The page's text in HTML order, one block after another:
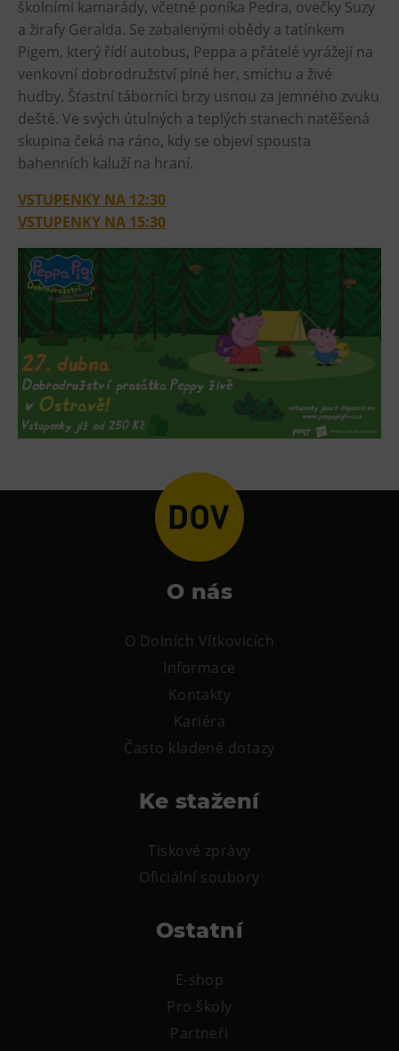
Heligonka
HopJump
Lezecká stěna
Národní zemědělské muzeum
Fajna Dilna
FUTUREUM
Prohlídky
Dolní Vítkovice
Hornické muzeum
Bolt Café
Kavárna Velký Svět techniky
L’Osteria
PECKA DOV
Bistropen
CØKAFE Dolní Vítkovice
školními kamarády, včetně poníka Pedra, ovečky Suzy
a žirafy Geralda. Se zabalenými obědy a tatínkem
Pigem, který řídí autobus, Peppa a přátelé vyrážejí na
venkovní dobrodružství plné her, smíchu a živé
hudby. Šťastní táborníci brzy usnou za jemného zvuku
deště. Ve svých útulných a teplých stanech natěšená
skupina čeká na ráno, kdy se objeví spousta
bahenních kaluží na hraní.
VSTUPENKY NA 12:30
VSTUPENKY NA 15:30
O nás
O Dolních Vítkovicích
Informace
Kontakty
Kariéra
Často kladené dotazy
Ke stažení
Tiskové zprávy
Oficiální soubory
Ostatní
E-shop
Pro školy
Partneři